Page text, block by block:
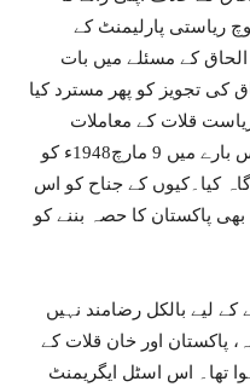
فروری1948ء کو بلوچ ریاستی پارلیمنٹ کے
کے مسئلے میں بات
تجویز کو پھر مسترد کیا
قلات کے معاملات
کافائل دفترخارجہ کے حوالے کیااور اس بارے میں 9 مارچ1948ء کو
کیا۔کیوں کے جناح کو اس
پاکستان کا حصہ بننے کو
لیے بالکل رضامند نہیں
1947ء کوبرطانیہ، پاکستان اور خان قلات کے
تھا۔ اس اسٹل ایگریمنٹ